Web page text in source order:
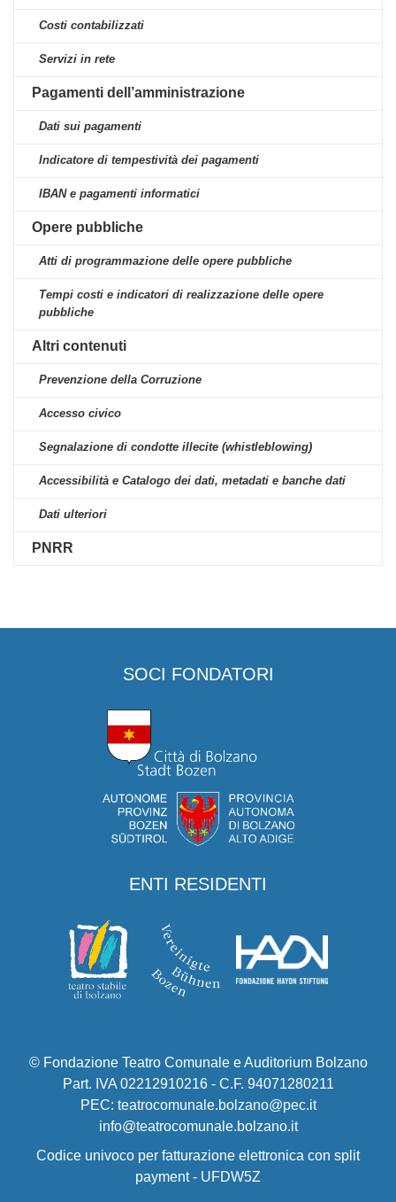
Costi contabilizzati
Servizi in rete
Pagamenti dell’amministrazione
Dati sui pagamenti
Indicatore di tempestività dei pagamenti
IBAN e pagamenti informatici
Opere pubbliche
Atti di programmazione delle opere pubbliche
Tempi costi e indicatori di realizzazione delle opere
pubbliche
Altri contenuti
Prevenzione della Corruzione
Accesso civico
Segnalazione di condotte illecite (whistleblowing)
Accessibilità e Catalogo dei dati, metadati e banche dati
Dati ulteriori
PNRR
SOCI FONDATORI
ENTI RESIDENTI
© Fondazione Teatro Comunale e Auditorium Bolzano
Part. IVA 02212910216 - C.F. 94071280211
PEC: teatrocomunale.bolzano@pec.it
info@teatrocomunale.bolzano.it
Codice univoco per fatturazione elettronica con split
payment - UFDW5Z